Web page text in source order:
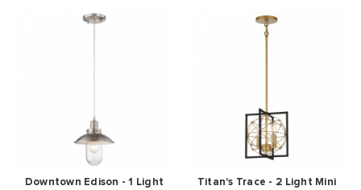
Downtown Edison - 1 Light
Titan's Trace - 2 Light Mini